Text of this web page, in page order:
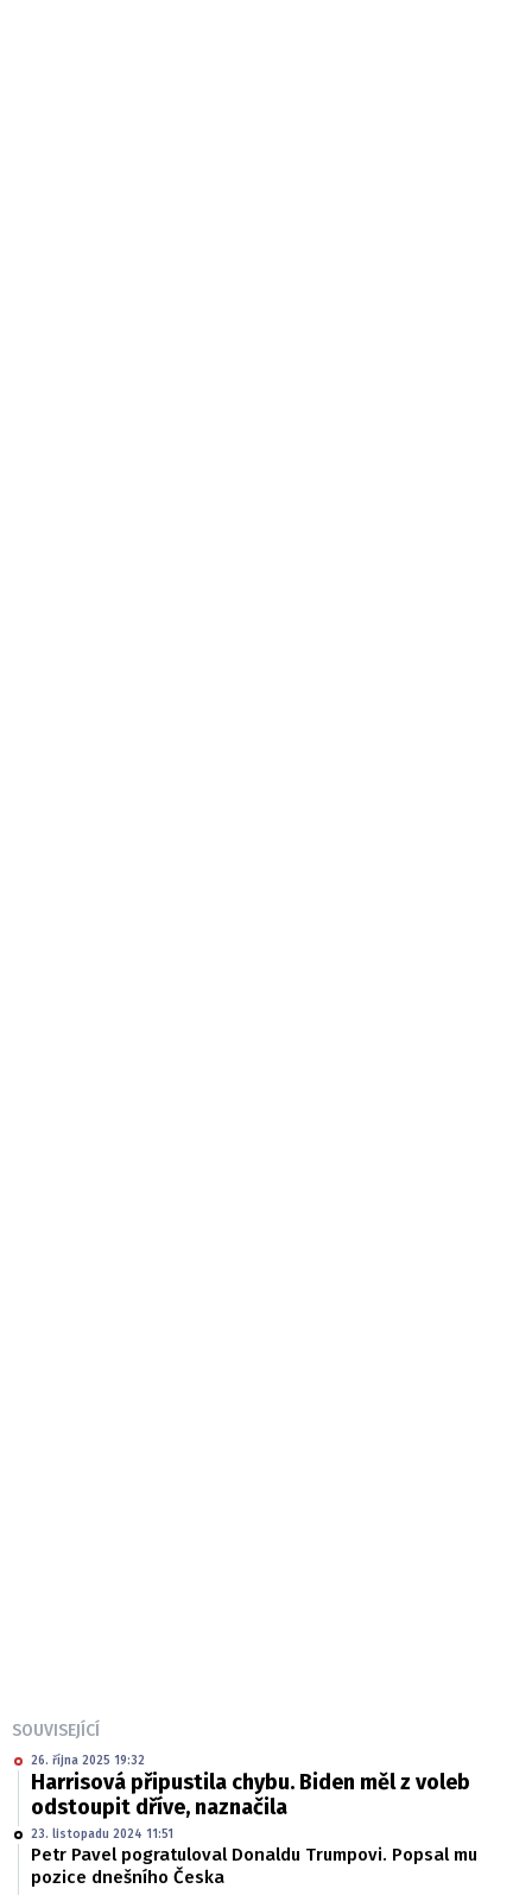
SOUVISEJÍCÍ
26. října 2025 19:32
Harrisová připustila chybu. Biden měl z voleb
odstoupit dříve, naznačila
23. listopadu 2024 11:51
Petr Pavel pogratuloval Donaldu Trumpovi. Popsal mu
pozice dnešního Česka